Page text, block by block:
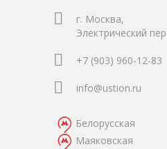
г. Москва,
Электрический
+7 (903) 960-12-83
info@ustion.ru
Белорусская
Маяковская